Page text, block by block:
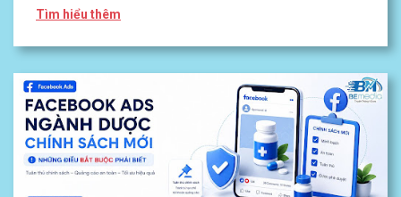
Tìm hiểu thêm